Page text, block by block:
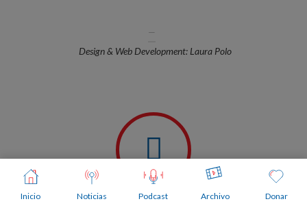
—
Design & Web Development: Laura Polo
Inicio Noticias Podcast Archivo Donar